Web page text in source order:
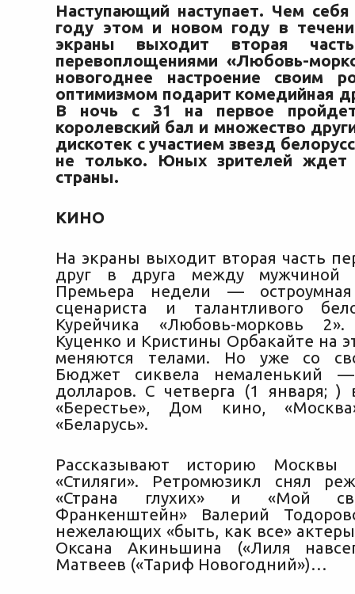
Наступающий наступает. Чем
году этом и новом году в
экраны выходит вторая
перевоплощениями «Любовь-
новогоднее настроение своим
оптимизмом подарит комедийная
В ночь с 31 на первое
королевский бал и множество
дискотек с участием звезд
не только. Юных зрителей ждет
страны.
КИНО
На экраны выходит вторая часть
друг в друга между мужчиной
Премьера недели —
сценариста и талантливого
Курейчика «Любовь-морковь
Куценко и Кристины Орбакайте на
меняются телами. Но уже со
Бюджет сиквела немаленький
долларов. С четверга (1 января; )
«Берестье», Дом кино,
«Беларусь».
Рассказывают историю Москвы
«Стиляги». Ретромюзикл снял
«Страна глухих» и «Мой
Франкенштейн» Валерий
нежелающих «быть, как все»
Оксана Акиньшина («Лиля
Матвеев («Тариф Новогодний»)…